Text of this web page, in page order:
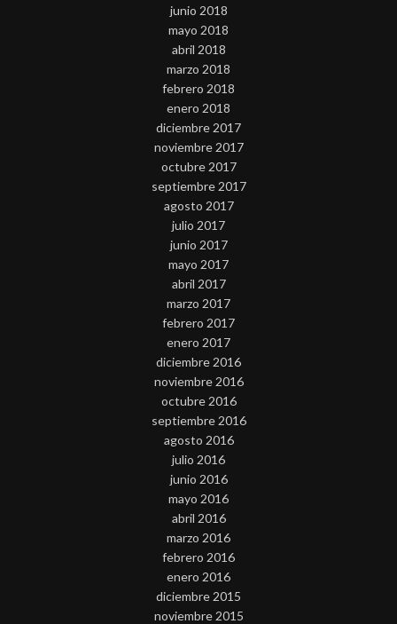
junio 2018
mayo 2018
abril 2018
marzo 2018
febrero 2018
enero 2018
diciembre 2017
noviembre 2017
octubre 2017
septiembre 2017
agosto 2017
julio 2017
junio 2017
mayo 2017
abril 2017
marzo 2017
febrero 2017
enero 2017
diciembre 2016
noviembre 2016
octubre 2016
septiembre 2016
agosto 2016
julio 2016
junio 2016
mayo 2016
abril 2016
marzo 2016
febrero 2016
enero 2016
diciembre 2015
noviembre 2015